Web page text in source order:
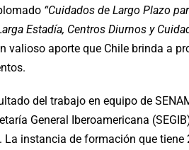
“Cuidados de Largo Plazo
Estadía, Centros Diurnos y
valioso aporte que Chile brinda a
del trabajo en equipo de
General Iberoamericana
La instancia de formación que